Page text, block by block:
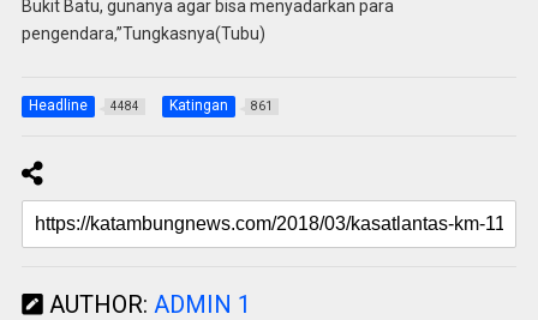
Bukit Batu, gunanya agar bisa menyadarkan para
pengendara,”Tungkasnya(Tubu)
Headline 4484 Katingan 861
AUTHOR: ADMIN 1